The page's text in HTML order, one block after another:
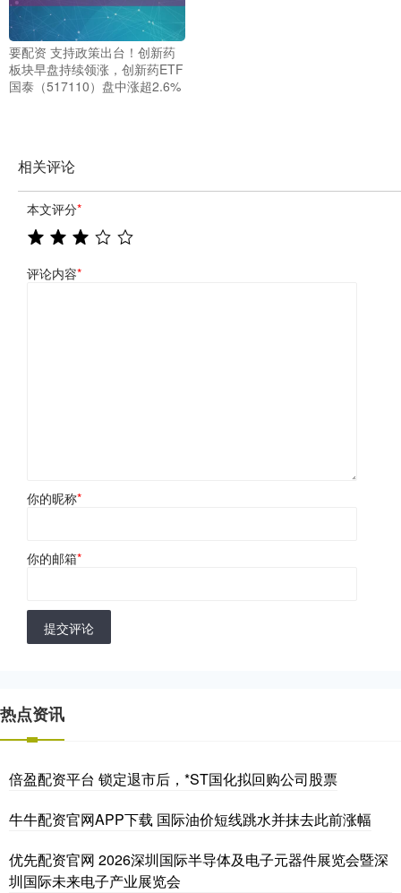
要配资 支持政策出台！创新药
板块早盘持续领涨，创新药ETF
国泰（517110）盘中涨超2.6%
相关评论
本文评分*
评论内容*
你的昵称*
你的邮箱*
提交评论
热点资讯
倍盈配资平台 锁定退市后，*ST国化拟回购公司股票
牛牛配资官网APP下载 国际油价短线跳水并抹去此前涨幅
优先配资官网 2026深圳国际半导体及电子元器件展览会暨深
圳国际未来电子产业展览会